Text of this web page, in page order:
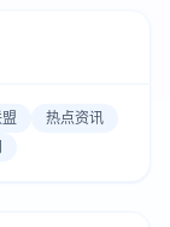
热点资讯